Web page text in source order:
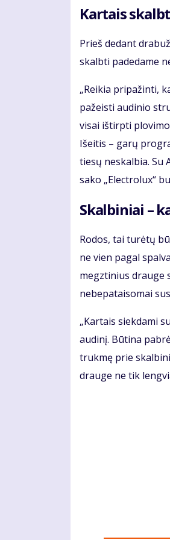
Kartais
Prieš dedant
skalbti padedame
„Reikia pripažinti,
pažeisti audinio
visai ištirpti
Išeitis – garų
tiesų neskalbia. Su
sako „Electrolux“
Skalbiniai –
Rodos, tai turėtų
ne vien pagal
megztinius drauge
nebepataisomai
„Kartais siekdami
audinį. Būtina
trukmę prie
drauge ne tik